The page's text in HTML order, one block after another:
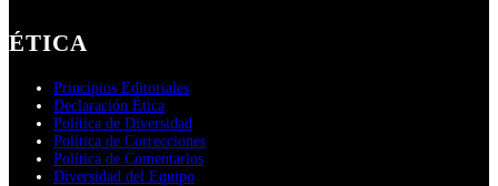
ÉTICA
Principios Editoriales
Declaración Ética
Política de Diversidad
Política de Correcciones
Política de Comentarios
Diversidad del Equipo